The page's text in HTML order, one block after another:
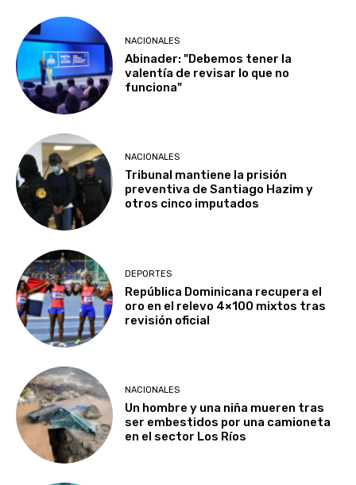
NACIONALES
Abinader: "Debemos tener la
valentía de revisar lo que no
funciona"
NACIONALES
Tribunal mantiene la prisión
preventiva de Santiago Hazim y
otros cinco imputados
DEPORTES
República Dominicana recupera el
oro en el relevo 4×100 mixtos tras
revisión oficial
NACIONALES
Un hombre y una niña mueren tras
ser embestidos por una camioneta
en el sector Los Ríos